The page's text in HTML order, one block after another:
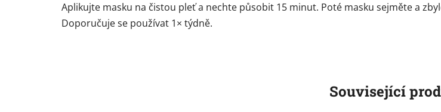
Aplikujte masku na čistou pleť a nechte působit 15 minut. Poté masku sejměte a
Doporučuje se používat 1× týdně.
Související